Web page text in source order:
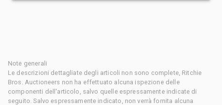
Note generali
Le descrizioni dettagliate degli articoli non sono complete, Ritchie
Bros. Auctioneers non ha effettuato alcuna ispezione delle
componenti dell'articolo, salvo quelle espressamente indicate di
seguito. Salvo espressamente indicato, non verrà fornita alcuna